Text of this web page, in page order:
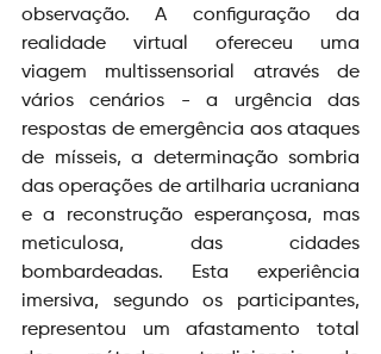
observação. A configuração da
realidade virtual ofereceu uma
viagem multissensorial através de
vários cenários - a urgência das
respostas de emergência aos ataques
de mísseis, a determinação sombria
das operações de artilharia ucraniana
e a reconstrução esperançosa, mas
meticulosa, das cidades
bombardeadas. Esta experiência
imersiva, segundo os participantes,
representou um afastamento total